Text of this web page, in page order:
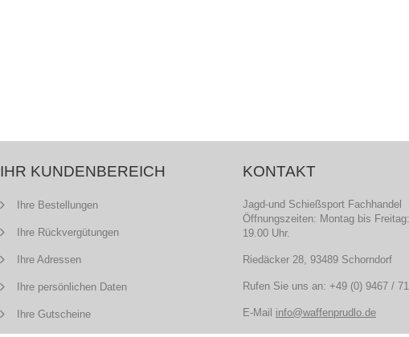
IHR KUNDENBEREICH
Ihre Bestellungen
Ihre Rückvergütungen
Ihre Adressen
Ihre persönlichen Daten
Ihre Gutscheine
KONTAKT
Jagd-und Schießsport Fachhandel
Öffnungszeiten: Montag bis
19.00 Uhr.
Riedäcker 28, 93489 Schorndorf
Rufen Sie uns an: +49 (0) 9467 /
E-Mail info@waffenprudlo.de